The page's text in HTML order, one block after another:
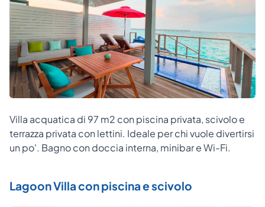
Villa acquatica di 97 m2 con piscina privata, scivolo e
terrazza privata con lettini. Ideale per chi vuole divertirsi
un po'. Bagno con doccia interna, minibar e Wi-Fi.
Lagoon Villa con piscina e scivolo